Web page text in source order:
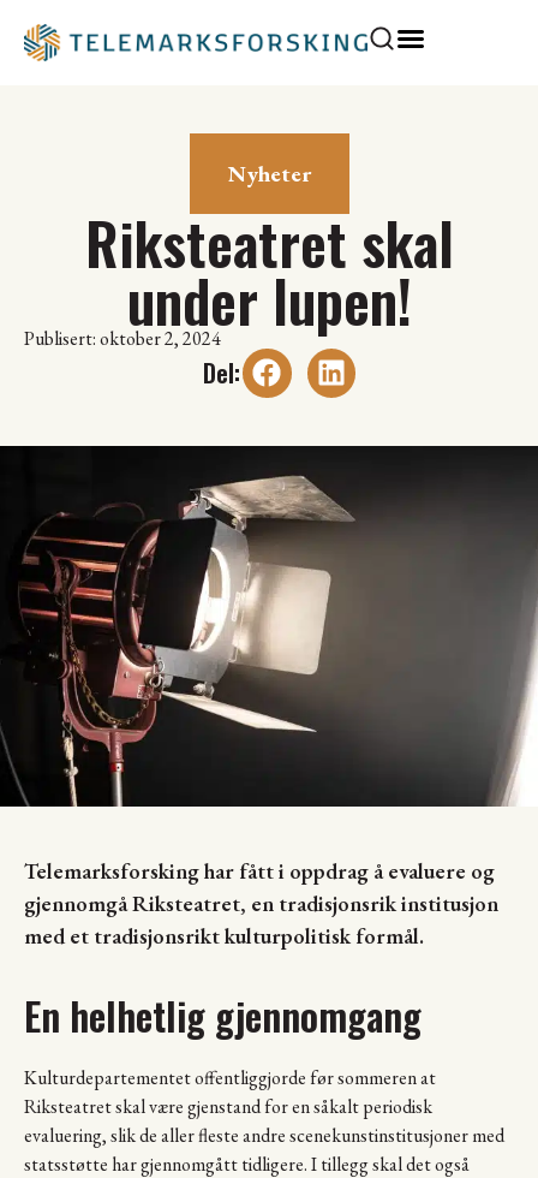
Nyheter
Riksteatret skal
under lupen!
Publisert: oktober 2, 2024
Telemarksforsking har fått i oppdrag å evaluere og
gjennomgå Riksteatret, en tradisjonsrik institusjon
med et tradisjonsrikt kulturpolitisk formål.
En helhetlig gjennomgang
Kulturdepartementet offentliggjorde før sommeren at
Riksteatret skal være gjenstand for en såkalt periodisk
evaluering, slik de aller fleste andre scenekunstinstitusjoner med
statsstøtte har gjennomgått tidligere. I tillegg skal det også